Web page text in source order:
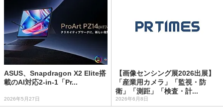
ASUS、Snapdragon X2 Elite搭
載のAI対応2-in-1「Pr...
2026年5月27日
【画像センシング展2026出展】
「産業用カメラ」「監視・防
衛」「測距」「検査・計...
2026年6月8日